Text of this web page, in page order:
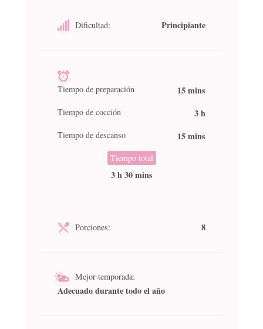
Dificultad: Principiante
Tiempo de preparación 15 mins
Tiempo de cocción 3 h
Tiempo de descanso 15 mins
Tiempo total
3 h 30 mins
Porciones: 8
Mejor temporada:
Adecuado durante todo el año